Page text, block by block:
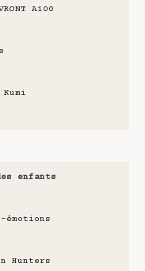
A100
enfants
Hunters